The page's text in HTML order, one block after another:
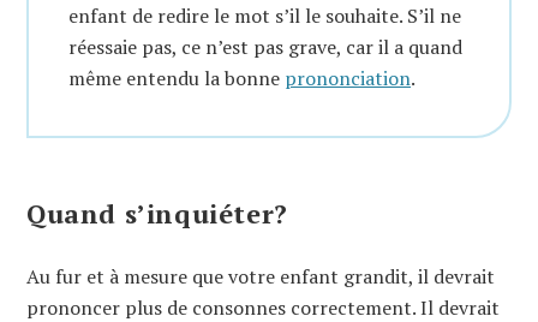
enfant de redire le mot s’il le souhaite. S’il ne
réessaie pas, ce n’est pas grave, car il a quand
même entendu la bonne prononciation.
Quand s’inquiéter?
Au fur et à mesure que votre enfant grandit, il devrait
prononcer plus de consonnes correctement. Il devrait